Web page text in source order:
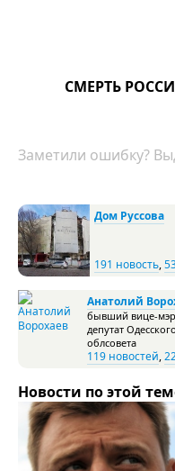
СМЕРТЬ
Заметили ошибку?
Дом Руссова
191 новость,
Анатолий
бывший вице-
депутат Одесского
облсовета
119 новостей,
Новости по этой